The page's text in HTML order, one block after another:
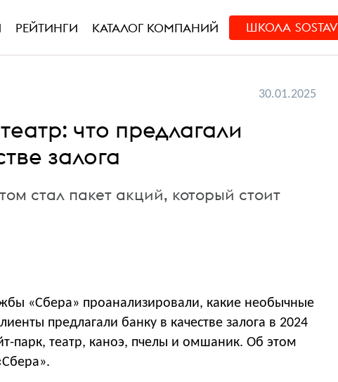
РЕЙТИНГИ КАТАЛОГ КОМПАНИЙ ШКОЛА SOSTAV
30.01.2025
что предлагали
залога
стал пакет акций, который стоит
«Сбера» проанализировали, какие необычные
предлагали банку в качестве залога в 2024
парк, театр, каноэ, пчелы и омшаник. Об этом